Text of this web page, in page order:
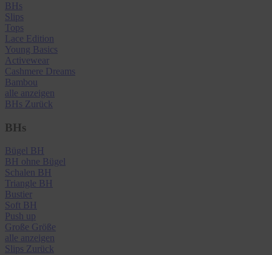
BHs
Slips
Tops
Lace Edition
Young Basics
Activewear
Cashmere Dreams
Bambou
alle anzeigen
BHs Zurück
BHs
Bügel BH
BH ohne Bügel
Schalen BH
Triangle BH
Bustier
Soft BH
Push up
Große Größe
alle anzeigen
Slips Zurück